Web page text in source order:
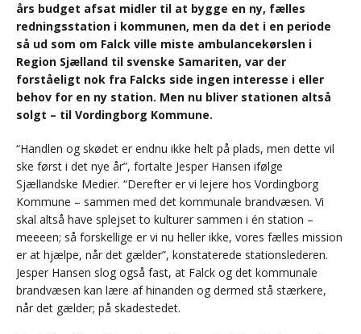
års budget afsat midler til at bygge en ny, fælles
redningsstation i kommunen, men da det i en periode
så ud som om Falck ville miste ambulancekørslen i
Region Sjælland til svenske Samariten, var der
forståeligt nok fra Falcks side ingen interesse i eller
behov for en ny station. Men nu bliver stationen altså
solgt – til Vordingborg Kommune.
“Handlen og skødet er endnu ikke helt på plads, men dette vil
ske først i det nye år”, fortalte Jesper Hansen ifølge
Sjællandske Medier. “Derefter er vi lejere hos Vordingborg
Kommune – sammen med det kommunale brandvæsen. Vi
skal altså have splejset to kulturer sammen i én station –
meeeen; så forskellige er vi nu heller ikke, vores fælles mission
er at hjælpe, når det gælder”, konstaterede stationslederen.
Jesper Hansen slog også fast, at Falck og det kommunale
brandvæsen kan lære af hinanden og dermed stå stærkere,
når det gælder; på skadestedet.